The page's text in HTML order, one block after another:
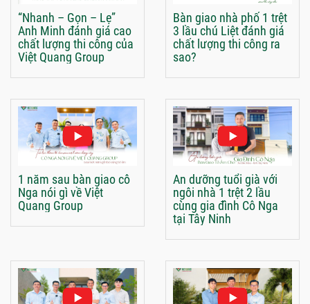
“Nhanh – Gọn – Lẹ”
Anh Minh đánh giá cao
chất lượng thi công của
Việt Quang Group
Bàn giao nhà phố 1 trệt
3 lầu chú Liệt đánh giá
chất lượng thi công ra
sao?
1 năm sau bàn giao cô
Nga nói gì về Việt
Quang Group
An dưỡng tuổi già với
ngôi nhà 1 trệt 2 lầu
cùng gia đình Cô Nga
tại Tây Ninh